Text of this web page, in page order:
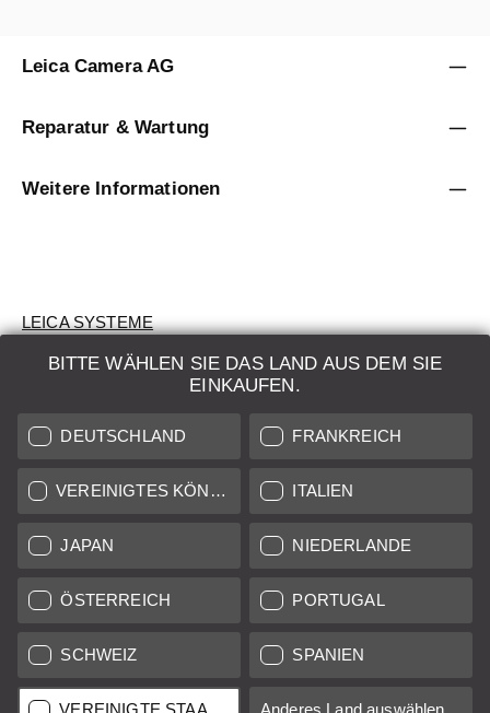
BITTE WÄHLEN SIE DAS LAND AUS DEM SIE
EINKAUFEN.
DEUTSCHLAND FRANKREICH
VEREINIGTES KÖNIGREICH ITALIEN
JAPAN NIEDERLANDE
ÖSTERREICH PORTUGAL
SCHWEIZ SPANIEN
VEREINIGTE STAATEN Anderes Land auswählen...
Leica Camera AG
Reparatur & Wartung
Weitere Informationen
LEICA SYSTEME
BEWERTUNG
AUKTION
BRAND NEW
LEICA STORES
Alle Preise von in der EU/UK ansässigen Anbietern inkl.
Mehrwertsteuer zzgl.Versandkostensofern nicht anders